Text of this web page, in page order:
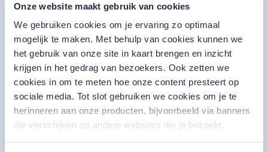
Onze website maakt gebruik van cookies
We gebruiken cookies om je ervaring zo optimaal
mogelijk te maken. Met behulp van cookies kunnen we
het gebruik van onze site in kaart brengen en inzicht
krijgen in het gedrag van bezoekers. Ook zetten we
cookies in om te meten hoe onze content presteert op
sociale media. Tot slot gebruiken we cookies om je te
herinneren aan onze producten, bijvoorbeeld via banners
die verschijnen op andere websites die je bezoekt.
kosten vermeld en de tijd die het duurt voordat je de
investering hebt terugverdiend met de besparing op je
energierekening.
2. Isoleren = direct besparen
De grootste besparing van energie, is de energie die je
niet gebruikt. De meeste woningeigenaren met slecht
geïsoleerde woningen kunnen dan ook het beste met